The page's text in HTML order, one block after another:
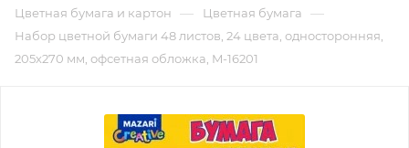
Цветная бумага и картон — Цветная бумага —
Набор цветной бумаги 48 листов, 24 цвета, односторонняя,
205х270 мм, офсетная обложка, M-16201